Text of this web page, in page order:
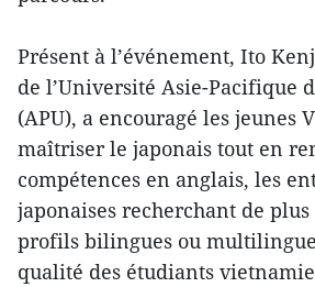
Présent à l’événement, Ito
de l’Université Asie-Pacifique
(APU), a encouragé les jeunes
maîtriser le japonais tout en
compétences en anglais, les
japonaises recherchant de
profils bilingues ou
qualité des étudiants